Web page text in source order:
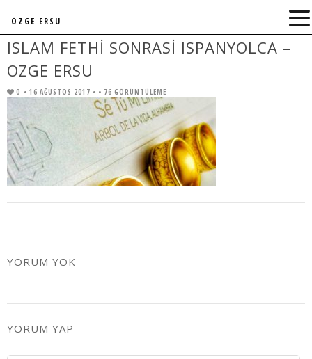
ISLAM FETHI SONRASI ISPANYOLCA –
OZGE ERSU
0 • 16 AĞUSTOS 2017 • • 76 GÖRÜNTÜLEME
YORUM YOK
YORUM YAP
ÖZGE ERSU